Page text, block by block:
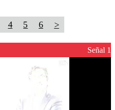
4 5 6 >
Señal 1